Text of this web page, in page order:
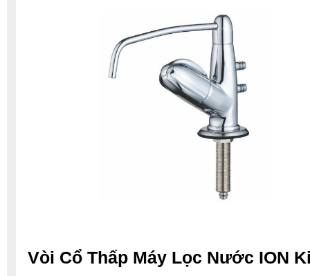
Vòi Cổ Thấp Máy Lọc Nước ION